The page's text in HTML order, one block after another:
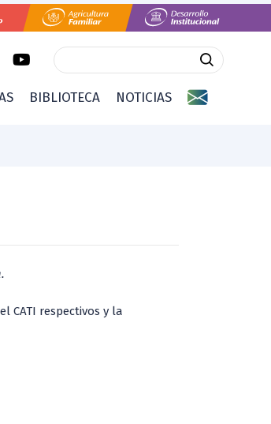
BIBLIOTECA NOTICIAS
CATI respectivos y la